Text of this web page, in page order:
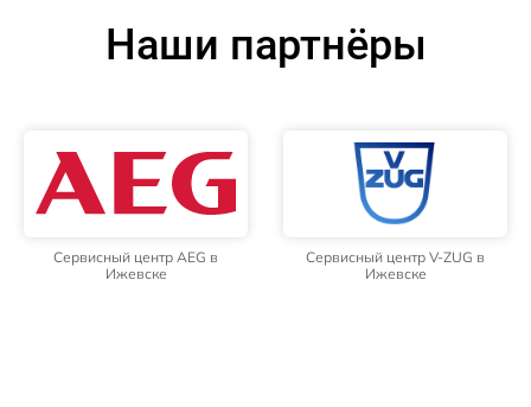
Наши партнёры
Сервисный центр AEG в
Ижевске
Сервисный центр V-ZUG в
Ижевске